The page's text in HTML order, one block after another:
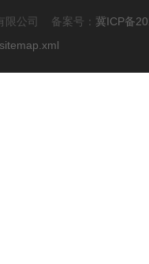
限公司 备案号： 冀ICP备
sitemap.xml